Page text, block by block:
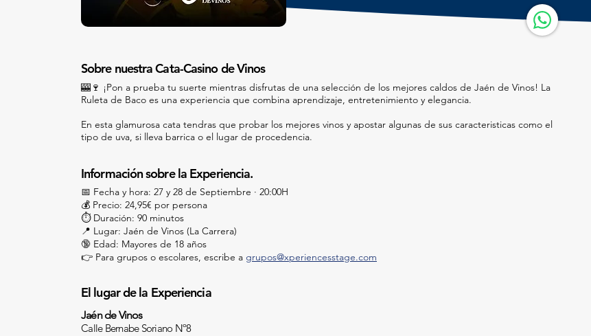
🎰🍷 ¡Pon a prueba tu suerte mientras disfrutas de una selección de los mejores caldos de Jaén de Vinos! La
Ruleta de Baco es una experiencia que combina aprendizaje, entretenimiento y elegancia.
En esta glamurosa cata tendras que probar los mejores vinos y apostar algunas de sus caracteristicas como el
tipo de uva, si lleva barrica o el lugar de procedencia.
Sobre nuestra Cata-Casino de Vinos
Información sobre la Experiencia.
📅 Fecha y hora: 27 y 28 de Septiembre · 20:00H
💰 Precio: 24,95€ por persona
⏱️ Duración: 90 minutos
📍 Lugar: Jaén de Vinos (La Carrera)
🔞 Edad: Mayores de 18 años
👉 Para grupos o escolares, escribe a grupos@xperiencesstage.com
El lugar de la Experiencia
Jaén de Vinos
Calle Bernabe Soriano Nº8